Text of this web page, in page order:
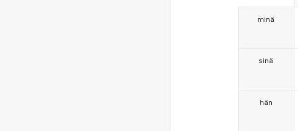
minä
sinä
hän